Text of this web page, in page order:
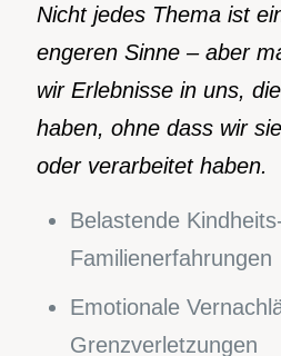
Nicht jedes Thema ist
engeren Sinne – aber
wir Erlebnisse in uns,
haben, ohne dass wir
oder verarbeitet haben.
Belastende
Familienerfahrungen
Emotionale
Grenzverletzungen